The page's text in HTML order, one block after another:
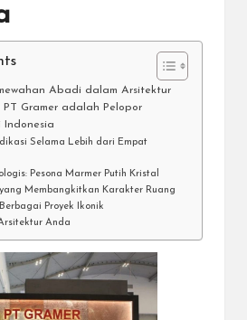
Abadi dalam Arsitektur
Gramer adalah Pelopor
Indonesia
Selama Lebih dari Empat
Pesona Marmer Putih Kristal
Membangkitkan Karakter Ruang
Proyek Ikonik
Anda